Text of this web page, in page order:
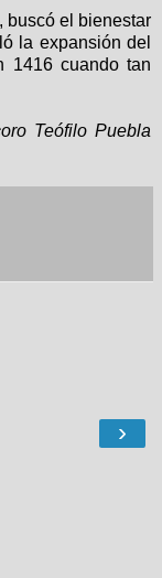
buscó el bienestar
la expansión del
1416 cuando tan
Teófilo Puebla
›